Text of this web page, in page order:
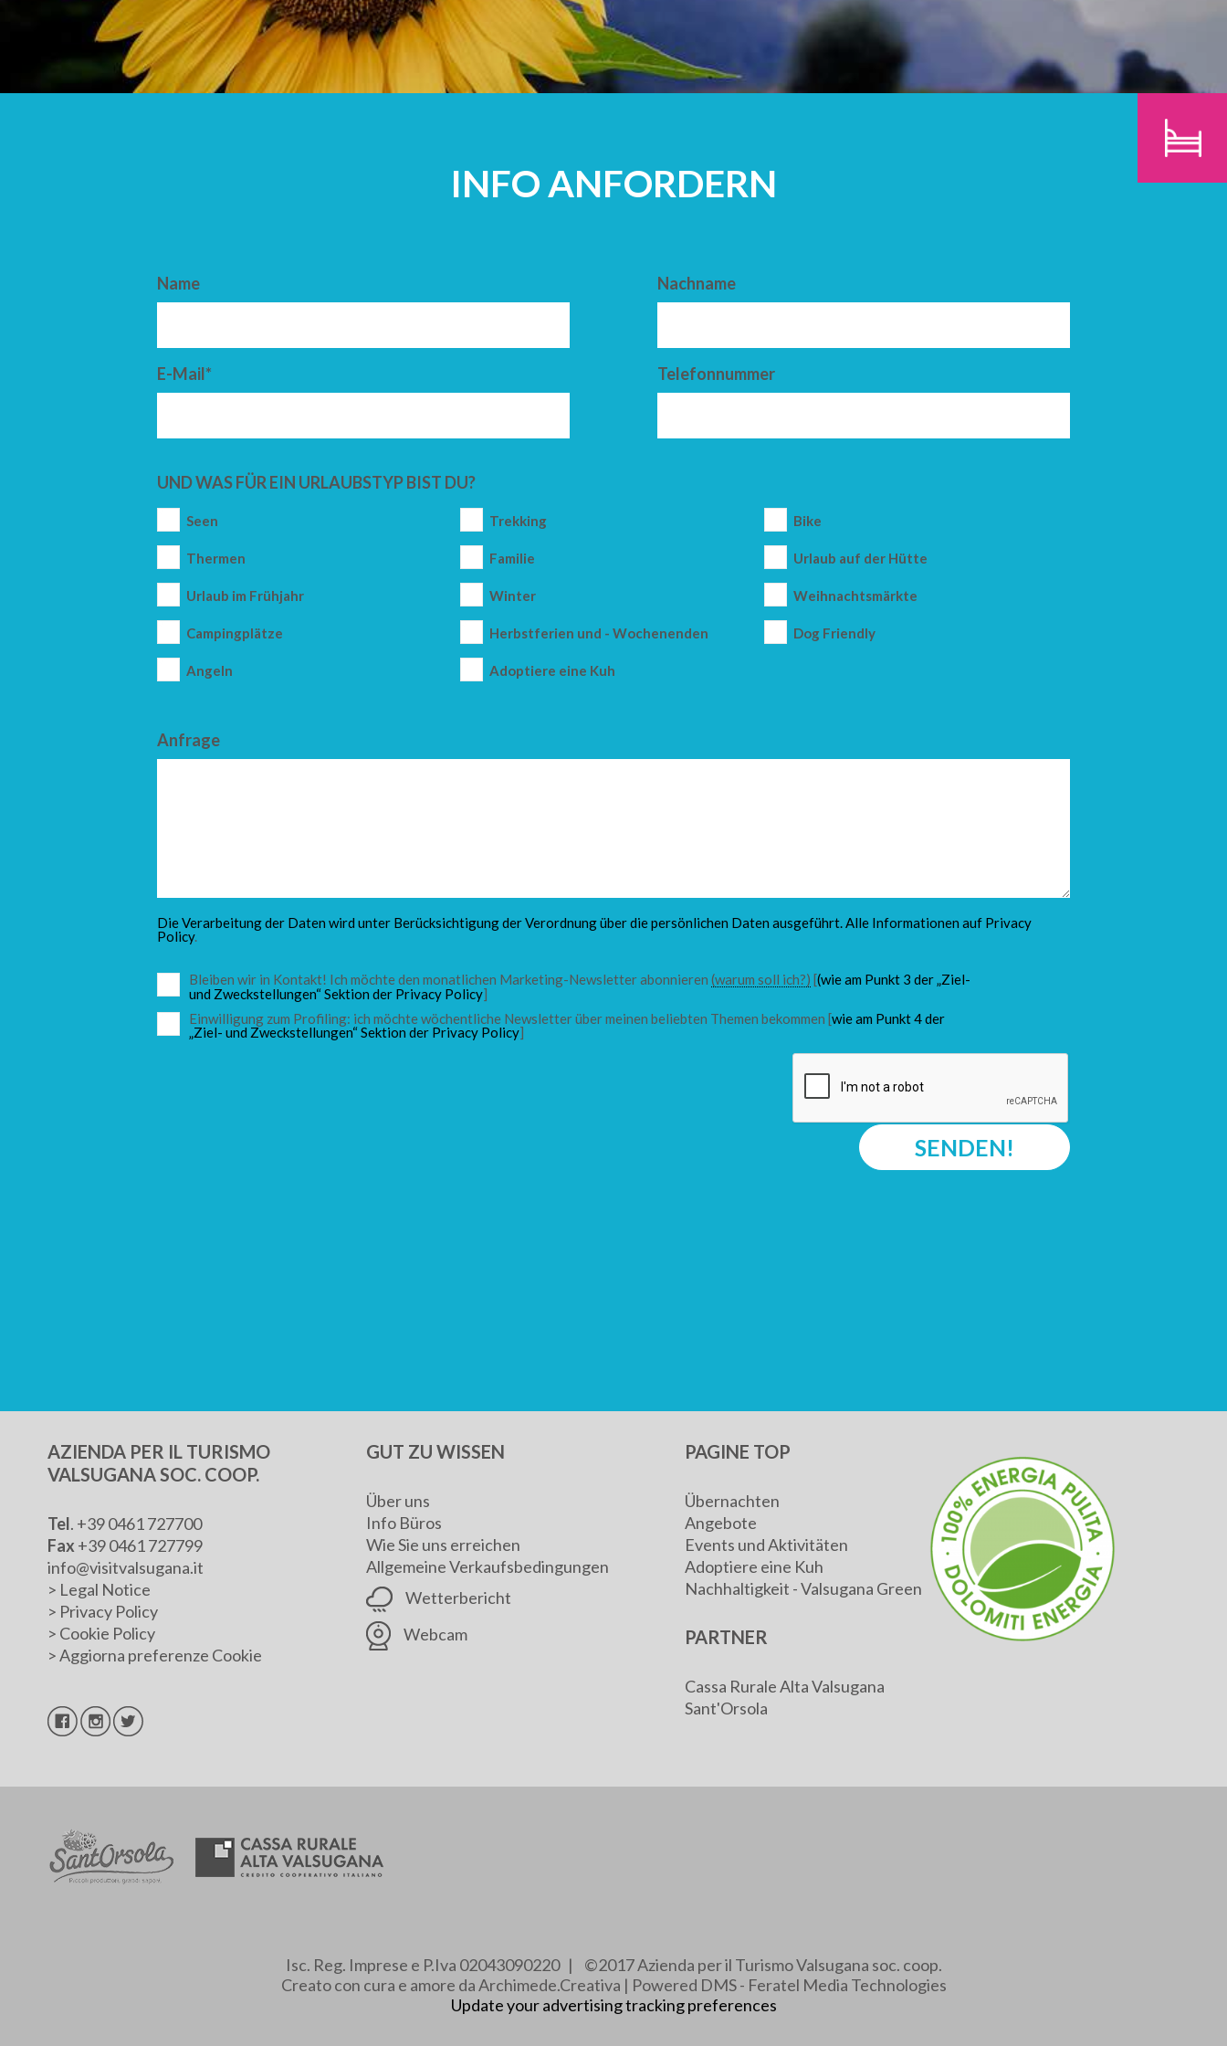
ANKUNFT ABFAHRT ERWACHSENE
SUCHEN
INFO ANFORDERN
Name Nachname
E-Mail* Telefonnummer
UND WAS FÜR EIN URLAUBSTYP BIST DU?
Seen Trekking Bike
Thermen Familie Urlaub auf der Hütte
Urlaub im Frühjahr Winter Weihnachtsmärkte
Campingplätze Herbstferien und - Wochenenden Dog Friendly
Angeln Adoptiere eine Kuh
Anfrage
Die Verarbeitung der Daten wird unter Berücksichtigung der Verordnung über die persönlichen Daten ausgeführt. Alle Informationen auf Privacy
Policy.
Bleiben wir in Kontakt! Ich möchte den monatlichen Marketing-Newsletter abonnieren (warum soll ich?) [(wie am Punkt 3 der „Ziel-
und Zweckstellungen“ Sektion der Privacy Policy]
Einwilligung zum Profiling: ich möchte wöchentliche Newsletter über meinen beliebten Themen bekommen [wie am Punkt 4 der
„Ziel- und Zweckstellungen“ Sektion der Privacy Policy]
SENDEN!
AZIENDA PER IL TURISMO
VALSUGANA SOC. COOP.
Tel. +39 0461 727700
Fax +39 0461 727799
info@visitvalsugana.it
> Legal Notice
> Privacy Policy
> Cookie Policy
>Aggiorna preferenze Cookie
GUT ZU WISSEN
Über uns
Info Büros
Wie Sie uns erreichen
Allgemeine Verkaufsbedingungen
Wetterbericht
Webcam
PAGINE TOP
Übernachten
Angebote
Events und Aktivitäten
Adoptiere eine Kuh
Nachhaltigkeit - Valsugana Green
PARTNER
Cassa Rurale Alta Valsugana
Sant'Orsola
Isc. Reg. Imprese e P.Iva 02043090220 | ©2017 Azienda per il Turismo Valsugana soc. coop.
Creato con cura e amore da Archimede.Creativa | Powered DMS - Feratel Media Technologies
Update your advertising tracking preferences